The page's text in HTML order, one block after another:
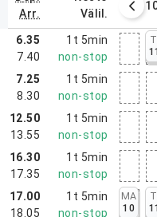
arr.
välil.
elokuuta 2026
6.35
7.40
1t 5min
non-stop
7.25
8.30
1t 5min
non-stop
12.50
13.55
1t 5min
non-stop
16.30
17.35
1t 5min
non-stop
17.00
18.05
1t 5min
non-stop
MA
10